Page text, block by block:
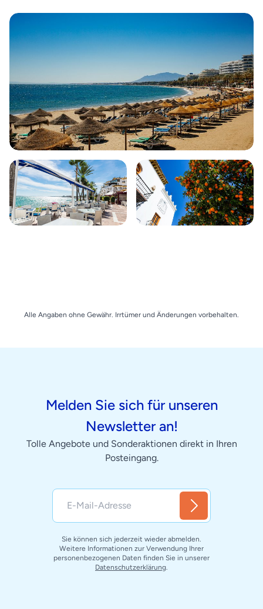
Alle Angaben ohne Gewähr. Irrtümer und Änderungen vorbehalten.
Melden Sie sich für unseren
Newsletter an!
Tolle Angebote und Sonderaktionen direkt in Ihren
Posteingang.
Sie können sich jederzeit wieder abmelden.
Weitere Informationen zur Verwendung Ihrer
personenbezogenen Daten finden Sie in unserer
Datenschutzerklärung.